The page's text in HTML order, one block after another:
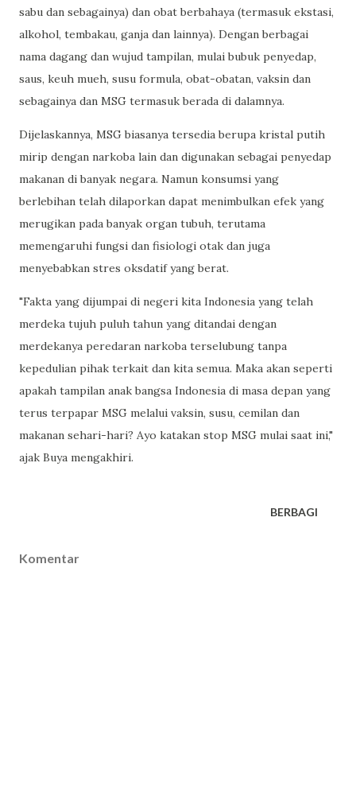
sabu dan sebagainya) dan obat berbahaya (termasuk ekstasi,
alkohol, tembakau, ganja dan lainnya). Dengan berbagai
nama dagang dan wujud tampilan, mulai bubuk penyedap,
saus, keuh mueh, susu formula, obat-obatan, vaksin dan
sebagainya dan MSG termasuk berada di dalamnya.
Dijelaskannya, MSG biasanya tersedia berupa kristal putih
mirip dengan narkoba lain dan digunakan sebagai penyedap
makanan di banyak negara. Namun konsumsi yang
berlebihan telah dilaporkan dapat menimbulkan efek yang
merugikan pada banyak organ tubuh, terutama
memengaruhi fungsi dan fisiologi otak dan juga
menyebabkan stres oksdatif yang berat.
"Fakta yang dijumpai di negeri kita Indonesia yang telah
merdeka tujuh puluh tahun yang ditandai dengan
merdekanya peredaran narkoba terselubung tanpa
kepedulian pihak terkait dan kita semua. Maka akan seperti
apakah tampilan anak bangsa Indonesia di masa depan yang
terus terpapar MSG melalui vaksin, susu, cemilan dan
makanan sehari-hari? Ayo katakan stop MSG mulai saat ini,"
ajak Buya mengakhiri.
BERBAGI
Komentar